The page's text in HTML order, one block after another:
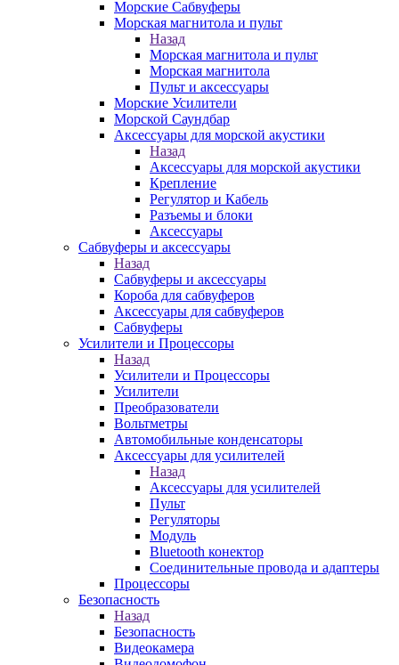
Морские Сабвуферы
Морская магнитола и пульт
Назад
Морская магнитола и пульт
Морская магнитола
Пульт и аксессуары
Морские Усилители
Морской Cаундбар
Аксессуары для морской акустики
Назад
Аксессуары для морской акустики
Крепление
Регулятор и Кабель
Разъемы и блоки
Аксессуары
Сабвуферы и аксессуары
Назад
Сабвуферы и аксессуары
Короба для сабвуферов
Аксессуары для сабвуферов
Сабвуферы
Усилители и Процессоры
Назад
Усилители и Процессоры
Усилители
Преобразователи
Вольтметры
Автомобильные конденсаторы
Аксессуары для усилителей
Назад
Аксессуары для усилителей
Пульт
Регуляторы
Модуль
Bluetooth конектор
Соединительные провода и адаптеры
Процессоры
Безопасность
Назад
Безопасность
Видеокамера